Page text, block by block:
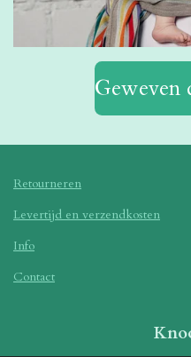
Geweven
Retourneren
Levertijd en verzendkosten
Info
Contact